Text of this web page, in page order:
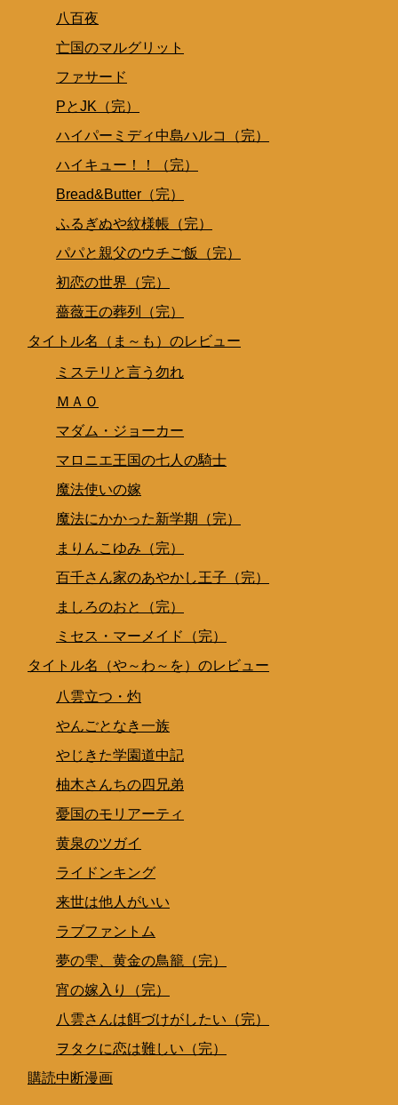
八百夜
亡国のマルグリット
ファサード
PとJK（完）
ハイパーミディ中島ハルコ（完）
ハイキュー！！（完）
Bread&Butter（完）
ふるぎぬや紋様帳（完）
パパと親父のウチご飯（完）
初恋の世界（完）
薔薇王の葬列（完）
タイトル名（ま～も）のレビュー
ミステリと言う勿れ
ＭＡＯ
マダム・ジョーカー
マロニエ王国の七人の騎士
魔法使いの嫁
魔法にかかった新学期（完）
まりんこゆみ（完）
百千さん家のあやかし王子（完）
ましろのおと（完）
ミセス・マーメイド（完）
タイトル名（や～わ～を）のレビュー
八雲立つ・灼
やんごとなき一族
やじきた学園道中記
柚木さんちの四兄弟
憂国のモリアーティ
黄泉のツガイ
ライドンキング
来世は他人がいい
ラブファントム
夢の雫、黄金の鳥籠（完）
宵の嫁入り（完）
八雲さんは餌づけがしたい（完）
ヲタクに恋は難しい（完）
購読中断漫画